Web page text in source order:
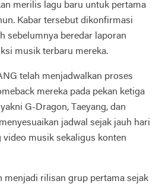
merilis lagu baru untuk pertama
Kabar tersebut dikonfirmasi
sebelumnya beredar laporan
musik terbaru mereka.
telah menjadwalkan proses
mereka pada pekan ketiga
G-Dragon, Taeyang, dan
jadwal sejak jauh hari
musik sekaligus konten
menjadi rilisan grup pertama sejak